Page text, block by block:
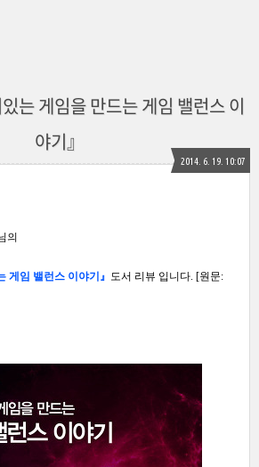
는 게임을 만드는 게임 밸런스 이
야기』
2014. 6. 19. 10:07
의
게임 밸런스 이야기』 도서 리뷰 입니다. [원문: